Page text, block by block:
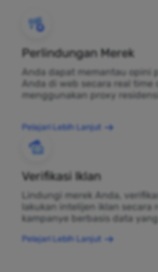
Perlindungan Merek
Anda dapat memantau opini
Anda di web secara real time
menggunakan proxy
Pelajari Lebih Lanjut
Verifikasi Iklan
Lindungi merek Anda,
lakukan intelijen iklan secara
kampanye berbasis data
Pelajari Lebih Lanjut